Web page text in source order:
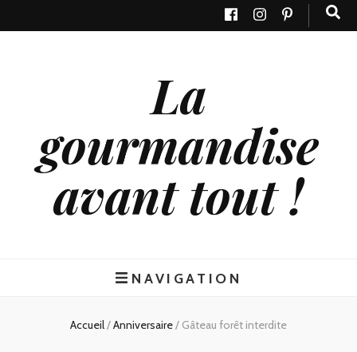
La
gourmandise
avant tout !
NAVIGATION
Accueil/Anniversaire/ Gâteau forêt interdite